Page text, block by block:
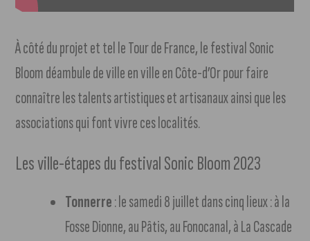
À côté du projet et tel le Tour de France, le festival Sonic
Bloom déambule de ville en ville en Côte-d’Or pour faire
connaître les talents artistiques et artisanaux ainsi que les
associations qui font vivre ces localités.
Les ville-étapes du festival Sonic Bloom 2023
Tonnerre: le samedi 8 juillet dans cinq lieux : à la
Fosse Dionne, au Pâtis, au Fonocanal, à La Cascade